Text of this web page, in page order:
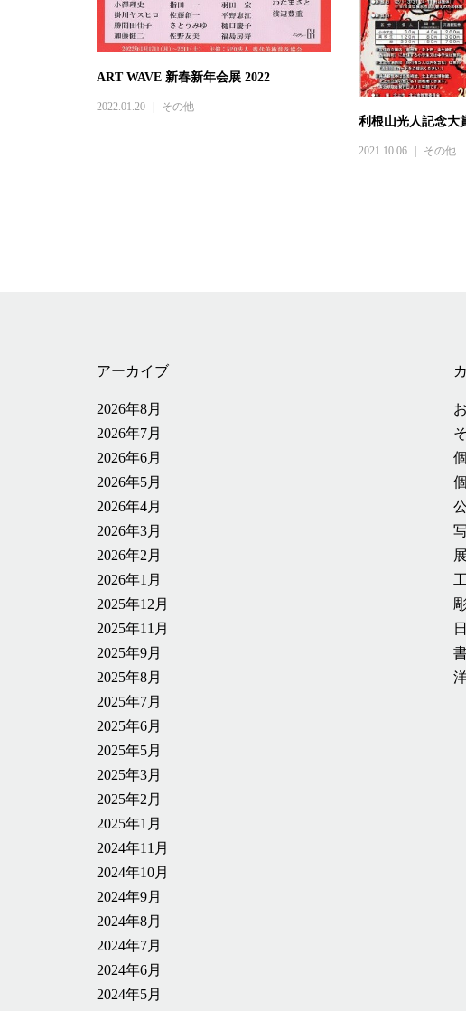
ART WAVE 新春新年会展 2022
2022.01.20 その他
利根山光人記念大
2021.10.06 その他
アーカイブ
2026年8月
2026年7月
2026年6月
2026年5月
2026年4月
2026年3月
2026年2月
2026年1月
2025年12月
2025年11月
2025年9月
2025年8月
2025年7月
2025年6月
2025年5月
2025年3月
2025年2月
2025年1月
2024年11月
2024年10月
2024年9月
2024年8月
2024年7月
2024年6月
2024年5月